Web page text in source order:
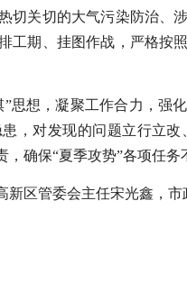
关切的大气污染防治、
工期、挂图作战，严格
思想，凝聚工作合力，
，对发现的问题立行立
确保“夏季攻势”各项任务
区管委会主任宋光鑫，